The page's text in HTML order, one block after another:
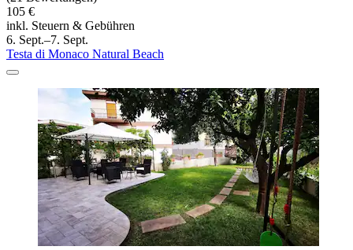
105 €
inkl. Steuern & Gebühren
6. Sept.–7. Sept.
Testa di Monaco Natural Beach